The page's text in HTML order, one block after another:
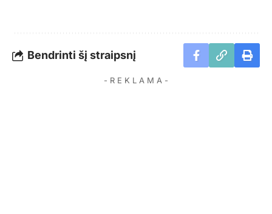
Bendrinti šį straipsnį
- R E K L A M A -